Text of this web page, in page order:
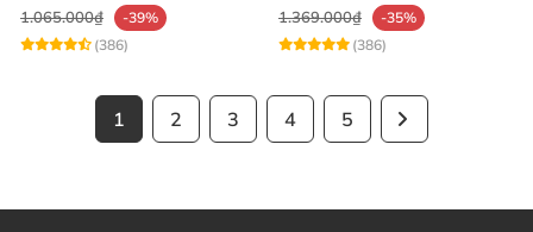
1.065.000₫
-39%
(386)
1.369.000₫
-35%
(386)
1 2 3 4 5